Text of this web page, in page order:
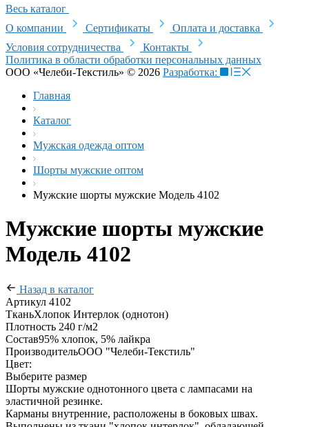
Весь каталог
О компании
Сертификаты
Оплата и доставка
Условия сотрудничества
Контакты
Политика в области обработки персональных данных
ООО «Челеби-Текстиль» © 2026 Разработка:
Главная
Каталог
Мужская одежда оптом
Шорты мужские оптом
Мужские шорты мужские Модель 4102
Мужские шорты мужские
Модель 4102
Назад в каталог
Артикул 4102
ТканьХлопок Интерлок (однотон)
Плотность 240 г/м2
Состав95% хлопок, 5% лайкра
ПроизводительООО "Челеби-Текстиль"
Цвет:
Выберите размер
Шорты мужские однотонного цвета с лампасами на
эластичной резинке.
Карманы внутренние, расположены в боковых швах.